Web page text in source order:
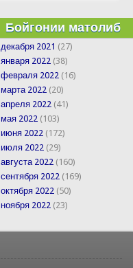
Бойгонии матолиб
декабря 2021 (27)
января 2022 (38)
февраля 2022 (16)
марта 2022 (20)
апреля 2022 (41)
мая 2022 (103)
июня 2022 (172)
июля 2022 (29)
августа 2022 (160)
сентября 2022 (169)
октября 2022 (50)
ноября 2022 (23)